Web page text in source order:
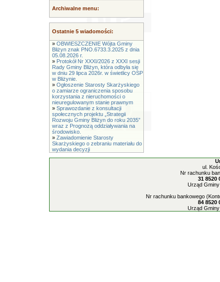
Archiwalne menu:
Ostatnie 5 wiadomości:
» OBWIESZCZENIE Wójta Gminy
Bliżyn znak PNO.6733.3.2025 z dnia
05.08.2026 r.
» Protokół Nr XXXI/2026 z XXXI sesji
Rady Gminy Bliżyn, która odbyła się
w dniu 29 lipca 2026r. w świetlicy OSP
w Bliżynie.
» Ogłoszenie Starosty Skarżyskiego
o zamiarze ograniczenia sposobu
korzystania z nieruchomości o
nieuregulowanym stanie prawnym
» Sprawozdanie z konsultacji
społecznych projektu „Strategii
Rozwoju Gminy Bliżyn do roku 2035”
wraz z Prognozą oddziaływania na
środowisko.
» Zawiadomienie Starosty
Skarżyskiego o zebraniu materiału do
wydania decyzji
ul.
Nr rachunku
31 8520
Urząd
Nr rachunku bankowego
84 8520
Urząd